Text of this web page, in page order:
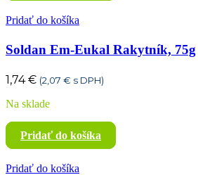
Pridať do košíka
Soldan Em-Eukal Rakytník, 75g
1,74€ (2,07 € s DPH)
Na sklade
Pridať do košíka
Pridať do košíka